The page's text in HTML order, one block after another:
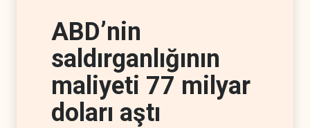
ABD’nin
saldırganlığının
maliyeti 77 milyar
doları aştı